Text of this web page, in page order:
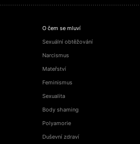
O čem se mluví
Sexuální obtěžování
Narcismus
Mateřství
Feminismus
Sexualita
Body shaming
Polyamorie
Duševní zdraví